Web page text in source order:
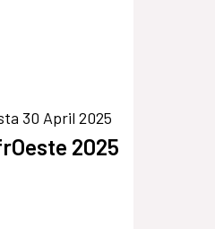
30 April 2025
2025